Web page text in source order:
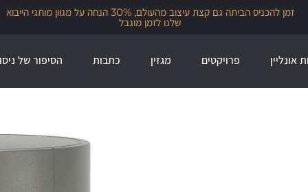
זמן להכניס הביתה גם קצת עיצוב מהעולם, 30% הנחה על מגוון מותגי הייבוא
שלנו לזמן מוגבל
אונליין פרויקטים מגזין כתבות הסיפור של ניסו